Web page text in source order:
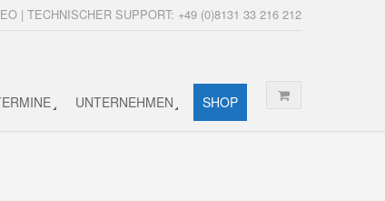
| TECHNISCHER SUPPORT: +49 (0)8131 33 216 212
UNTERNEHMEN SHOP